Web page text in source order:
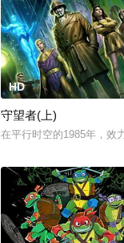
HD
守望者(上)
在平行时空的1985年，效